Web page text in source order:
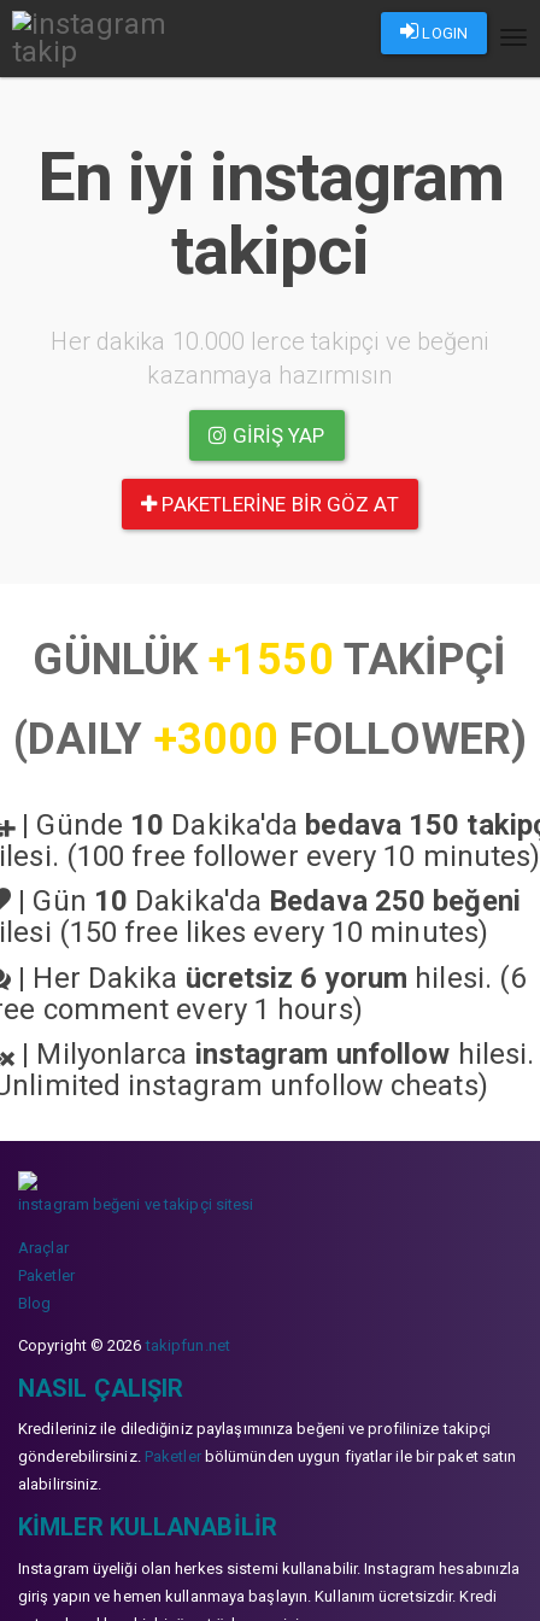
LOGIN
En iyi instagram
takipci
Her dakika 10.000 lerce takipçi ve beğeni
kazanmaya hazırmısın
GIRIŞ YAP
PAKETLERINE BIR GÖZ AT
GÜNLÜK+1550 TAKİPÇİ
(DAILY +3000 FOLLOWER)
| Günde 10 Dakika'da bedava 150
(100 free follower every 10 minutes)
| Gün 10 Dakika'da Bedava 250 beğeni
(150 free likes every 10 minutes)
| Her Dakika ücretsiz 6 yorum hilesi. (6
comment every 1 hours)
| Milyonlarca instagram unfollow hilesi.
instagram unfollow cheats)
instagram beğeni ve takipçi sitesi
Araçlar
Paketler
Blog
Copyright © 2026takipfun.net
NASIL ÇALIŞIR
Kredileriniz ile dilediğiniz paylaşımınıza beğeni ve profilinize takipçi
gönderebilirsiniz. Paketlerbölümünden uygun fiyatlar ile bir paket satın
alabilirsiniz.
KIMLER KULLANABILIR
Instagram üyeliği olan herkes sistemi kullanabilir. Instagram hesabınızla
giriş yapın ve hemen kullanmaya başlayın. Kullanım ücretsizdir. Kredi